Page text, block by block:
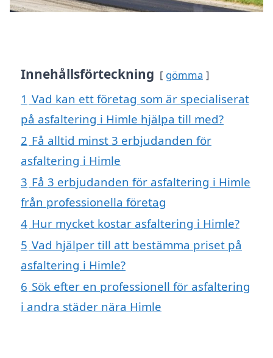
Innehållsförteckning gömma
1 Vad kan ett företag som är specialiserat
på asfaltering i Himle hjälpa till med?
2 Få alltid minst 3 erbjudanden för
asfaltering i Himle
3 Få 3 erbjudanden för asfaltering i Himle
från professionella företag
4 Hur mycket kostar asfaltering i Himle?
5 Vad hjälper till att bestämma priset på
asfaltering i Himle?
6 Sök efter en professionell för asfaltering
i andra städer nära Himle